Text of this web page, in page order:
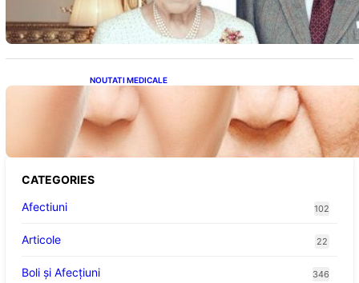
Fost Pe Punctul de a Împlini 100 de Ani
NOUTATI MEDICALE
Evoluția Personalității după 70 de Ani: Ce
Revelații Ne Oferă Studiile Psihologice
CATEGORIES
Afectiuni
102
Articole 22
Boli și Afecțiuni 346